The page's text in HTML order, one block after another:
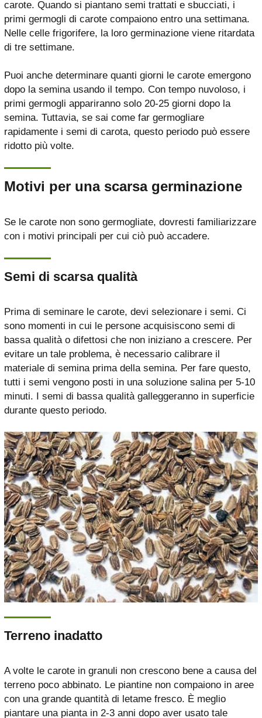
carote. Quando si piantano semi trattati e sbucciati, i
primi germogli di carote compaiono entro una settimana.
Nelle celle frigorifere, la loro germinazione viene ritardata
di tre settimane.
Puoi anche determinare quanti giorni le carote emergono
dopo la semina usando il tempo. Con tempo nuvoloso, i
primi germogli appariranno solo 20-25 giorni dopo la
semina. Tuttavia, se sai come far germogliare
rapidamente i semi di carota, questo periodo può essere
ridotto più volte.
Motivi per una scarsa germinazione
Se le carote non sono germogliate, dovresti familiarizzare
con i motivi principali per cui ciò può accadere.
Semi di scarsa qualità
Prima di seminare le carote, devi selezionare i semi. Ci
sono momenti in cui le persone acquisiscono semi di
bassa qualità o difettosi che non iniziano a crescere. Per
evitare un tale problema, è necessario calibrare il
materiale di semina prima della semina. Per fare questo,
tutti i semi vengono posti in una soluzione salina per 5-10
minuti. I semi di bassa qualità galleggeranno in superficie
durante questo periodo.
Terreno inadatto
A volte le carote in granuli non crescono bene a causa del
terreno poco abbinato. Le piantine non compaiono in aree
con una grande quantità di letame fresco. È meglio
piantare una pianta in 2-3 anni dopo aver usato tale